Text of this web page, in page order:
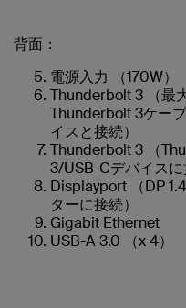
背面：
電源入力 （170W）
Thunderbolt 3 （最
Thunderbolt 3ケー
イスと接続）
Thunderbolt 3 （
3/USB-Cデバイスに
Displayport （DP
ターに接続）
Gigabit Ethernet
USB-A 3.0 （x 4）